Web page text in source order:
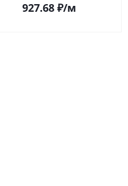
927.68₽/м